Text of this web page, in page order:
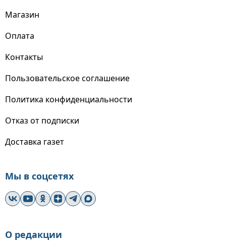
Магазин
Оплата
Контакты
Пользовательское соглашение
Политика конфиденциальности
Отказ от подписки
Доставка газет
Мы в соцсетях
О редакции